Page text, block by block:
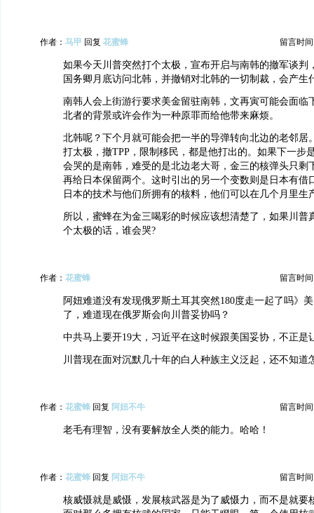
作者： 马甲 回复 花蜜蜂 留言时间
如果今天川普突然打个太极，宣布开启与南韩的撤军谈判
国务卿月底访问北韩，并撤销对北韩的一切制裁，会产生
南韩人会上街游行要求美金留驻南韩，文再寅可能会面临
北者的背景或许会作为一种原罪而给他带来麻烦。
北韩呢？下个月就可能会把一半的导弹转向北边的老邻居
打太极，撤TPP，限制移民，都是他打出的。如果下一步
会哭的是南韩，难受的是北边老大哥，金三的核弹头只剩
再给日本保留两个。这时引出的另一个变数则是日本有借
日本的技术与他们所拥有的核料，他们可以在几个月里生
所以，蜜蜂在为金三喝彩的时候应该想清楚了，如果川普
个太极的话，谁会哭?
作者： 花蜜蜂 留言时间
阿妞难道没有发现俄罗斯土耳其突然180度走一起了吗》
了，难道现在俄罗斯会向川普妥协吗？
中共马上要开19大，习近平在这时候跟美国妥协，不正是
川普现在面对沉默几十年的白人种族主义泛起，还不知道
作者： 花蜜蜂 回复 阿妞不牛 留言时间
老毛有理智，没有要解放全人类的能力。哈哈！
作者： 花蜜蜂 回复 阿妞不牛 留言时间
核威慑就是威慑，发展核武器是为了威慑力，而不是就要